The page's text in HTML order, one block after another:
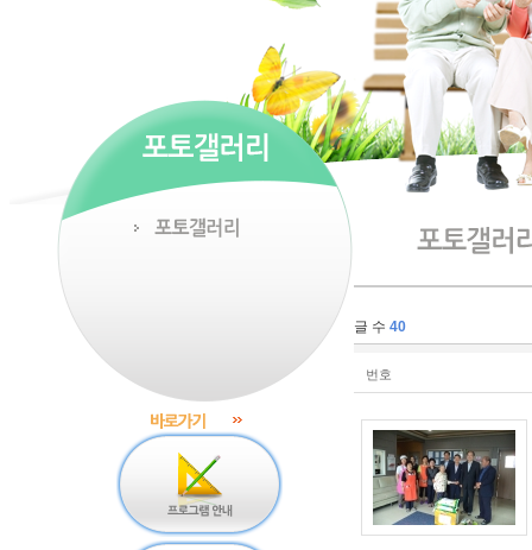
글 수 40
번호